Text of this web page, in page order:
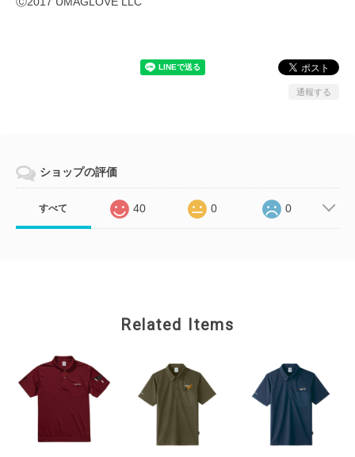
通報する
ショップの評価
すべて 40 0 0
Related Items